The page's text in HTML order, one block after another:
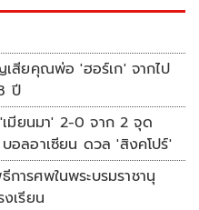
เสียคุณพ่อ 'ฮอร์เก' จากไป
ปี
เมียนมา' 2-0 จาก 2 จุด
อลอาเซียน ดวล 'สิงคโปร์'
ารศพในพระบรมราชานุ
งเรียน